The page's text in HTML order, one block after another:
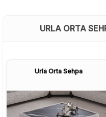
URLA ORTA
Urla Orta Sehpa